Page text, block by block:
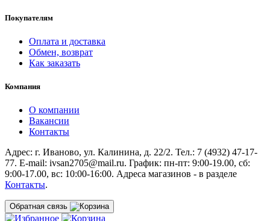
Покупателям
Оплата и доставка
Обмен, возврат
Как заказать
Компания
О компании
Вакансии
Контакты
Адрес: г. Иваново, ул. Калинина, д. 22/2. Тел.: 7 (4932) 47-17-
77. E-mail: ivsan2705@mail.ru. График: пн-пт: 9:00-19.00, сб:
9:00-17.00, вс: 10:00-16:00. Адреса магазинов - в разделе
Контакты.
Обратная связь